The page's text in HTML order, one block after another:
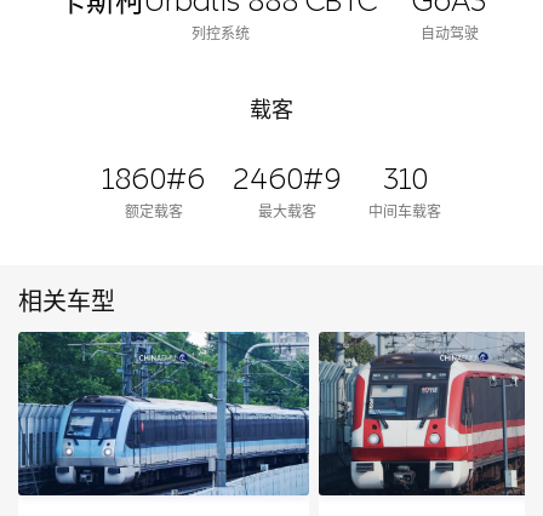
列控系统 自动驾驶
载客
1860#6
额定载客
2460#9
最大载客
310
中间车载客
相关车型